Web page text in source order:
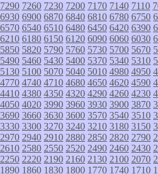
7290 7260 7230 7200 7170 7140 7110
6930 6900 6870 6840 6810 6780 6750
6570 6540 6510 6480 6450 6420 6390
6210 6180 6150 6120 6090 6060 6030
5850 5820 5790 5760 5730 5700 5670
5490 5460 5430 5400 5370 5340 5310
5130 5100 5070 5040 5010 4980 4950
4770 4740 4710 4680 4650 4620 4590
4410 4380 4350 4320 4290 4260 4230
4050 4020 3990 3960 3930 3900 3870
3690 3660 3630 3600 3570 3540 3510
3330 3300 3270 3240 3210 3180 3150
2970 2940 2910 2880 2850 2820 2790
2610 2580 2550 2520 2490 2460 2430
2250 2220 2190 2160 2130 2100 2070
1890 1860 1830 1800 1770 1740 1710